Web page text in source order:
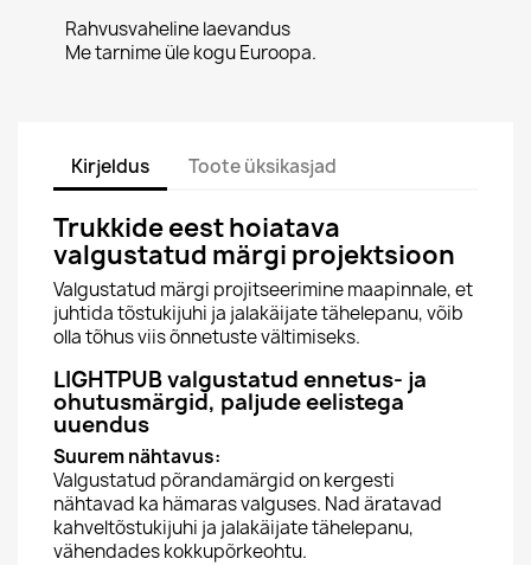
Rahvusvaheline laevandus
Me tarnime üle kogu Euroopa.
Kirjeldus Toote üksikasjad
Trukkide eest hoiatava
valgustatud märgi projektsioon
Valgustatud märgi projitseerimine maapinnale, et
juhtida tõstukijuhi ja jalakäijate tähelepanu, võib
olla tõhus viis õnnetuste vältimiseks.
LIGHTPUB valgustatud ennetus- ja
ohutusmärgid, paljude eelistega
uuendus
Suurem nähtavus:
Valgustatud põrandamärgid on kergesti
nähtavad ka hämaras valguses. Nad äratavad
kahveltõstukijuhi ja jalakäijate tähelepanu,
vähendades kokkupõrkeohtu.